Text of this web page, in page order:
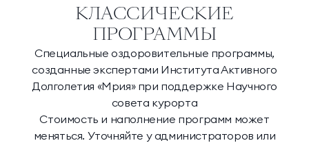
КЛАССИЧЕСКИЕ
ПРОГРАММЫ
Специальные оздоровительные программы,
созданные экспертами Института Активного
Долголетия «Мрия» при поддержке Научного
совета курорта
Стоимость и наполнение программ может
меняться. Уточняйте у администраторов или